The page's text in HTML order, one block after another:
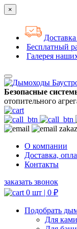
×
Бесплатный
Галерея
Безопасные
отопительного
О компании
Доставка,
Контакты
заказать звонок
0 шт | 0 ₽
Подобрать
Для